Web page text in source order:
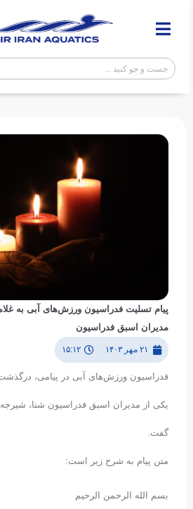
پیام تسلیت فدراسیون ورزش‌های آبی به
مدیران اسبق فدراسیون
۲۱ مهر ۱۴۰۳ ۱۵:۱۲
فدراسیون ورزش‌های آبی در پیامی،
یکی از مدیران اسبق فدراسیون شنا، شیرجه
گفت.
متن پیام به شرح زیر است:
بسم الله الرحمن الرحیم